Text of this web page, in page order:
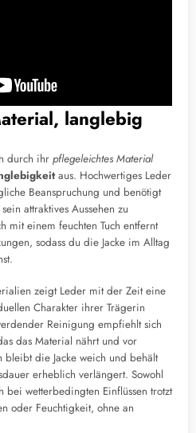
langlebig
durch ihr pflegeleichtes Material
aus. Hochwertiges Leder
Beanspruchung und benötigt
attraktives Aussehen zu
mit einem feuchten Tuch entfernt
sodass du die Jacke im Alltag
zeigt Leder mit der Zeit eine
Charakter ihrer Trägerin
Reinigung empfiehlt sich
das Material nährt und vor
bleibt die Jacke weich und behält
erheblich verlängert. Sowohl
bei wetterbedingten Einflüssen trotzt
oder Feuchtigkeit, ohne an